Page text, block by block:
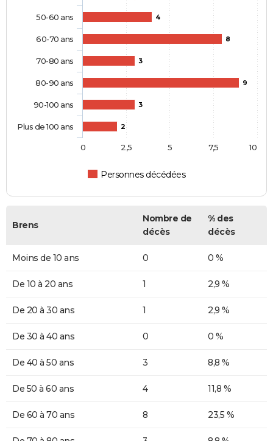
4
8
3
9
3
2
Personnes décédées
50-60 ans
60-70 ans
70-80 ans
80-90 ans
90-100 ans
Plus de 100 ans
0 10
2,5 5 7,5
Brens
Nombre de
décès
% des
décès
Moins de 10 ans 0 0 %
De 10 à 20 ans 1 2,9 %
De 20 à 30 ans 1 2,9 %
De 30 à 40 ans 0 0 %
De 40 à 50 ans 3 8,8 %
De 50 à 60 ans 4 11,8 %
De 60 à 70 ans 8 23,5 %